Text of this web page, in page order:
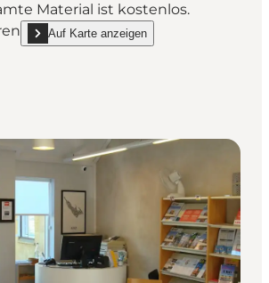
Material ist kostenlos.
in Søby"
Auf Karte anzeigen
show Touristeninformation in Søby on_map